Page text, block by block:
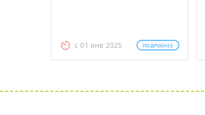
с 01 янв 2025 ПОДРОБНЕЕ